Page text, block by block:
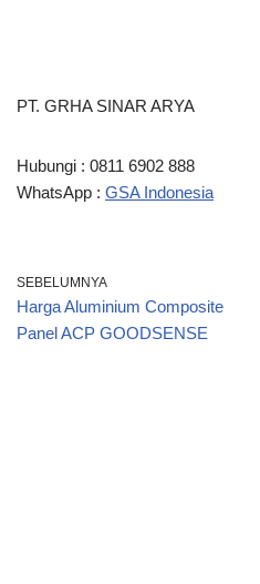
PT. GRHA SINAR ARYA
Hubungi : 0811 6902 888
WhatsApp : GSA Indonesia
SEBELUMNYA
Harga Aluminium Composite
Panel ACP GOODSENSE